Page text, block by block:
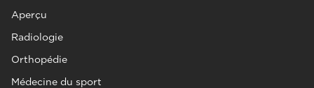
Aperçu
Radiologie
Orthopédie
Médecine du sport